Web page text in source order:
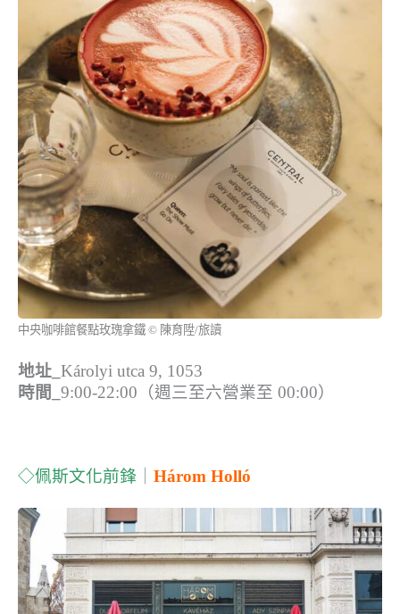
中央咖啡館餐點玫瑰拿鐵 © 陳育陞/旅讀
地址_ Károlyi utca 9, 1053
時間_ 9:00-22:00（週三至六營業至 00:00）
◇佩斯文化前鋒 Három Holló